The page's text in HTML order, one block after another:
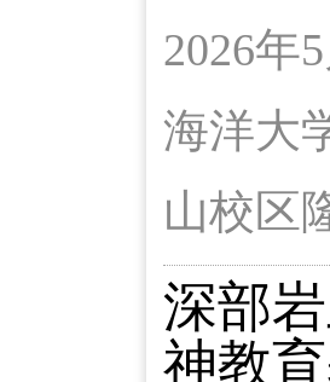
2026年
海洋大
山校区
深部
神教